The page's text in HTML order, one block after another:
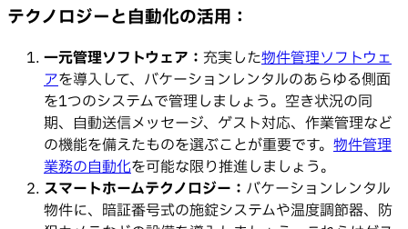
テクノロジーと自動化の活用：
一元管理ソフトウェア： 充実した物件管理ソフトウェ
アを導入して、バケーションレンタルのあらゆる側面
を1つのシステムで管理しましょう。空き状況の同
期、自動送信メッセージ、ゲスト対応、作業管理など
の機能を備えたものを選ぶことが重要です。 物件管理
業務の自動化を可能な限り推進しましょう。
スマートホームテクノロジー： バケーションレンタル
物件に、暗証番号式の施錠システムや温度調節器、防